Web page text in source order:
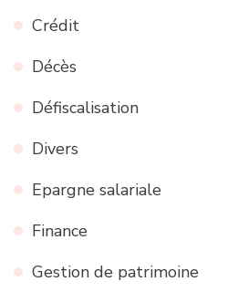
Crédit
Décès
Défiscalisation
Divers
Epargne salariale
Finance
Gestion de patrimoine